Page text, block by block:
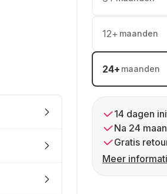
12+ maanden
24+ maanden
14 dagen
Na 24
Gratis
Meer